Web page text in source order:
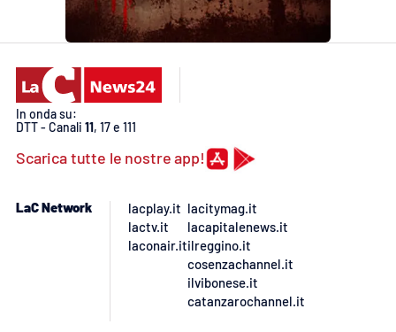
In onda su:
DTT - Canali 11, 17 e 111
Scarica tutte le nostre app!
LaC Network
lacplay.it
lactv.it
laconair.it
lacitymag.it
lacapitalenews.it
ilreggino.it
cosenzachannel.it
ilvibonese.it
catanzarochannel.it